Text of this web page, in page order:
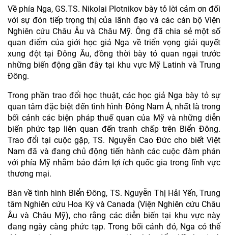
Về phía Nga, GS.TS. Nikolai Plotnikov bày tỏ lời cảm ơn đối
với sự đón tiếp trọng thị của lãnh đạo và các cán bộ Viện
Nghiên cứu Châu Âu và Châu Mỹ. Ông đã chia sẻ một số
quan điểm của giới học giả Nga về triển vọng giải quyết
xung đột tại Đông Âu, đồng thời bày tỏ quan ngại trước
những biến động gần đây tại khu vực Mỹ Latinh và Trung
Đông.
Trong phần trao đổi học thuật, các học giả Nga bày tỏ sự
quan tâm đặc biệt đến tình hình Đông Nam Á, nhất là trong
bối cảnh các biện pháp thuế quan của Mỹ và những diễn
biến phức tạp liên quan đến tranh chấp trên Biển Đông.
Trao đổi tại cuộc gặp, TS. Nguyễn Cao Đức cho biết Việt
Nam đã và đang chủ động tiến hành các cuộc đàm phán
với phía Mỹ nhằm bảo đảm lợi ích quốc gia trong lĩnh vực
thương mại.
Bàn về tình hình Biển Đông, TS. Nguyễn Thị Hải Yến, Trung
tâm Nghiên cứu Hoa Kỳ và Canada (Viện Nghiên cứu Châu
Âu và Châu Mỹ), cho rằng các diễn biến tại khu vực này
đang ngày càng phức tạp. Trong bối cảnh đó, Nga có thể